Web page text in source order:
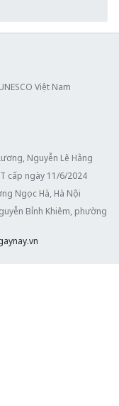
Việt Nam
Nguyễn Lệ Hằng
cấp ngày 11/6/2024
Ngọc Hà, Hà Nội
Bỉnh Khiêm, phường